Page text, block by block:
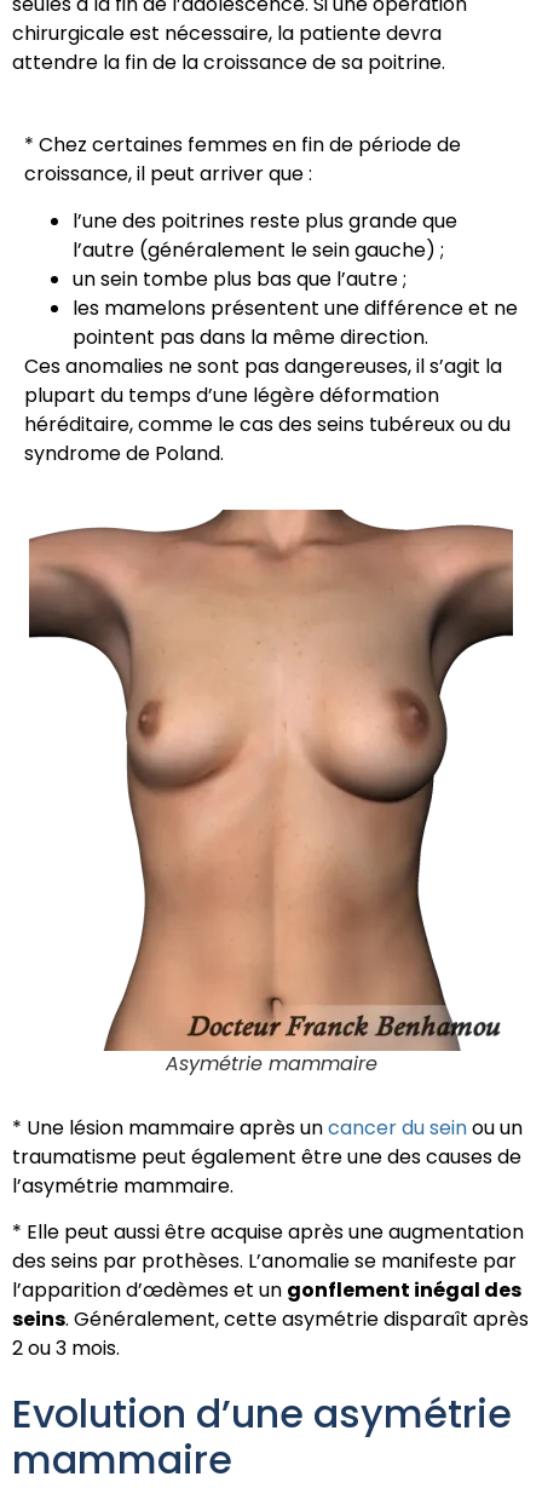
chirurgicale est nécessaire, la patiente devra
attendre la fin de la croissance de sa poitrine.
* Chez certaines femmes en fin de période de
croissance, il peut arriver que :
l’une des poitrines reste plus grande que
l’autre (généralement le sein gauche) ;
un sein tombe plus bas que l’autre ;
les mamelons présentent une différence et ne
pointent pas dans la même direction.
Ces anomalies ne sont pas dangereuses, il s’agit la
plupart du temps d’une légère déformation
héréditaire, comme le cas des seins tubéreux ou du
syndrome de Poland.
Asymétrie mammaire
* Une lésion mammaire après uncancer du seinou un
traumatisme peut également être une des causes de
l’asymétrie mammaire.
* Elle peut aussi être acquise après une augmentation
des seins par prothèses. L’anomalie se manifeste par
l’apparition d’œdèmes et un gonflement inégal des
seins. Généralement, cette asymétrie disparaît après
2 ou 3 mois.
Evolution d’une asymétrie
mammaire